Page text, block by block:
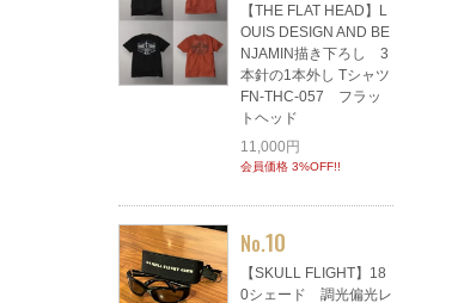
【THE FLAT HEAD】L
OUIS DESIGN AND BE
NJAMIN描き下ろし 3
本針の1本外し Tシャツ
FN-THC-057 フラッ
トヘッド
11,000円
会員価格 3%OFF!!
No.10
【SKULL FLIGHT】18
0シェード 調光偏光レ